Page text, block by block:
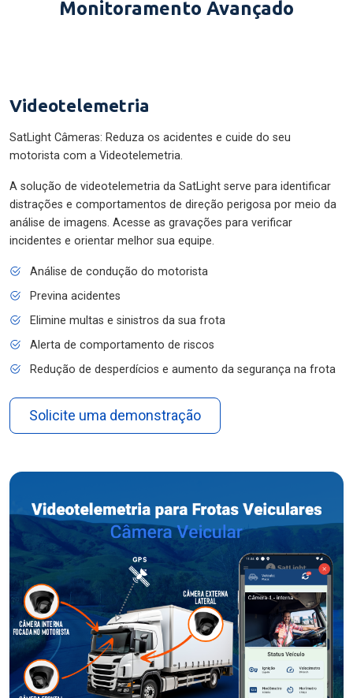
Monitoramento Avançado
Videotelemetria
SatLight Câmeras: Reduza os acidentes e cuide do seu
motorista com a Videotelemetria.
A solução de videotelemetria da SatLight serve para identificar
distrações e comportamentos de direção perigosa por meio da
análise de imagens. Acesse as gravações para verificar
incidentes e orientar melhor sua equipe.
Análise de condução do motorista
Previna acidentes
Elimine multas e sinistros da sua frota
Alerta de comportamento de riscos
Redução de desperdícios e aumento da segurança na frota
Solicite uma demonstração